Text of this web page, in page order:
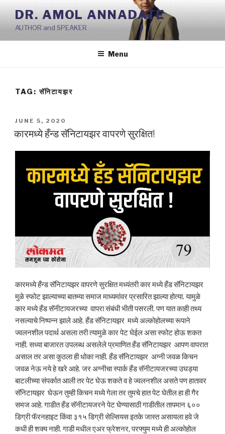
Skip
content
DR. AMOL ANNADATE
AUTHOR and SPEAKER
Menu
TAG:सॅनिटायझर
POSTED
ON
JUNE 5, 2020
कारमध्ये हँन्ड सॅनिटायझर वापरणे सुरक्षित!
कारमध्ये हँन्ड सॅनिटायझर वापरणे सुरक्षित मध्यंतरी कार मध्ये हँड सॅनिटायझर
मुळे स्फोट झाल्याच्या बातम्या समाज माध्यमांवर प्रसारित झाल्या होत्या. यामुळे
कार मध्ये हँड सॅनीटायजरच्या वापरा संबंधी भीती पसरली. पण यात काही तथ्य
नसल्याचे निष्पन्न झाले आहे. हँड सॅनिटायझर मध्ये अल्कोहोलच्या रूपाने
ज्वलनशील पदार्थ असला तरी त्यामुळे कार पेट घेईल असा स्फोट होऊ शकत
नाही. सध्या बाजारत उपलब्ध असलेले प्रमाणित हँड सॅनिटायझर आपण वापरात
असाल तर असा कुठला ही धोका नाही. हँड सॅनिटायझर अग्नी जवळ किचन
जवळ नेऊ नये हे खरे आहे. जर अग्नीचा स्पार्क हँड सॅनीटायजरच्या उघड्या
बाटलीच्या संपर्कात आली तर पेट घेऊ शकते व हे ज्वलनशील असते पण हातावर
सॅनिटायझर घेऊन तुम्ही किचन मध्ये गेला तर तुमचे हात पेट घेतील हा ही गैर
समज आहे. गाडीत हँड सॅनीटायजरने पेट घेण्यासाठी गाडीतील तापमान ६००
डिग्री फॅरनहाइट किंवा ३१५ डिग्री सेल्सियस इतके जास्त असायला हवे जे
कधी ही शक्य नाही. गाडी मधील एअर फ्रेशनर, परफ्युम मध्ये ही अल्कोहोल